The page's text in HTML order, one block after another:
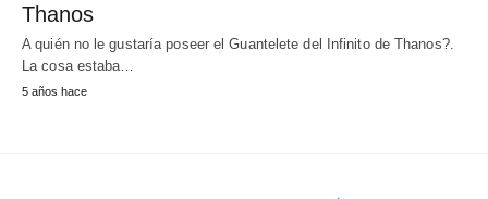
Thanos
A quién no le gustaría poseer el Guantelete del Infinito de Thanos?.
La cosa estaba…
5 años hace